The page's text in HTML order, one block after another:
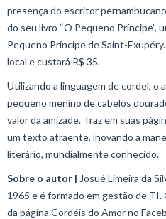
presença do escritor
do seu livro “O Pequeno Príncipe”,
Pequeno Príncipe de Saint-
local e custará R$ 35.
Utilizando a linguagem de cordel, o
pequeno menino de cabelos
valor da amizade. Traz em suas
um texto atraente, inovando a
literário, mundialmente conhecido.
Sobre o autor | Josué Limeira da
1965 e é formado em gestão de
da página Cordéis do Amor no